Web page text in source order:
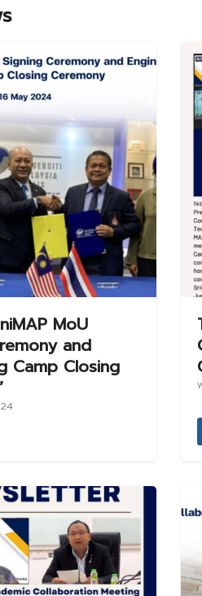
MoU
and
Camp Closing